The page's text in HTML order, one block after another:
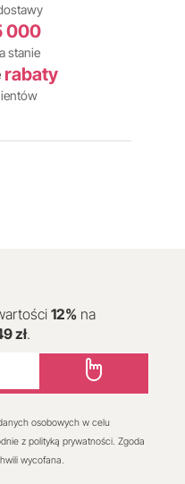
000
stanie
rabaty
12% na
zł.
osobowych w celu
z polityką prywatności. Zgoda
wycofana.